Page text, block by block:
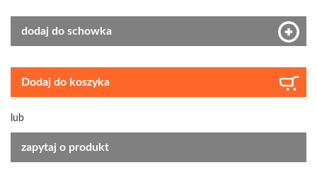
dodaj do schowka
Dodaj do koszyka
lub
zapytaj o produkt